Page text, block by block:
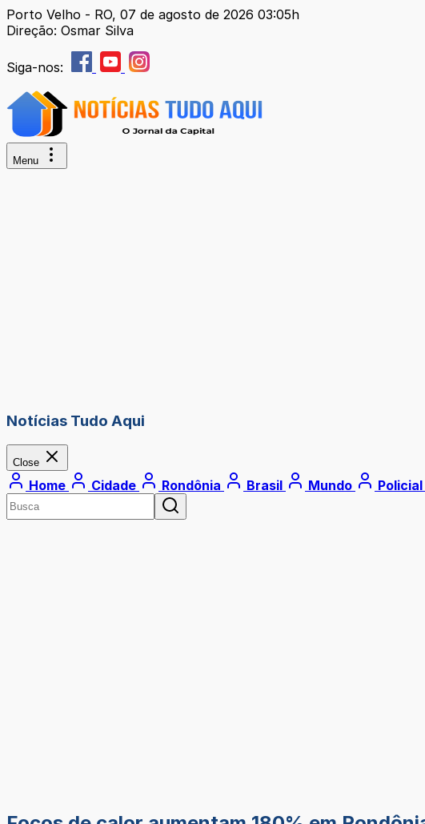
Porto Velho - RO, 07 de agosto de 2026 03:05h
Direção: Osmar Silva
Siga-nos:
Menu
Notícias Tudo Aqui
Close
Home Cidade Rondônia Brasil Mundo Policial